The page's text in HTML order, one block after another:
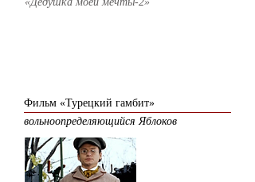
Фильм «Турецкий гамбит»
вольноопределяющийся Яблоков